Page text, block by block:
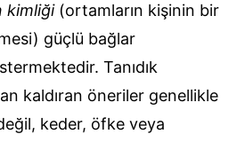
kimliği(ortamların kişinin bir
güçlü bağlar
Tanıdık
kaldıran öneriler genellikle
keder, öfke veya